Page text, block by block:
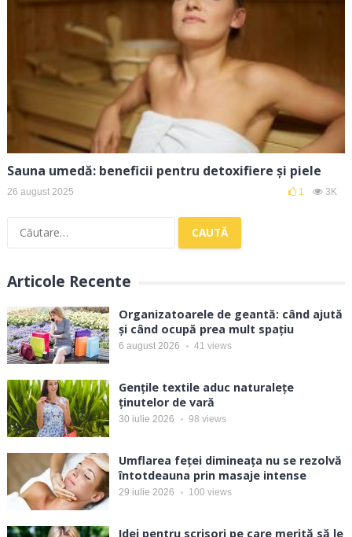
Sauna umedă: beneficii pentru detoxifiere și piele
26 august 2025 1 3K
Caută
Articole Recente
Organizatoarele de geantă: când ajută
și când ocupă prea mult spațiu
6 august 2026 41 views
Gențile textile aduc naturalețe
ținutelor de vară
30 iulie 2026 98 views
Umflarea feței dimineața nu se rezolvă
întotdeauna prin masaje intense
29 iulie 2026 100 views
Idei pentru scrisori pe care merită să le